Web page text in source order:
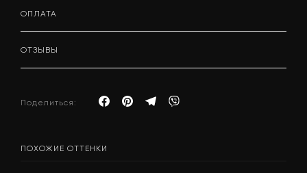
ОПЛАТА
ОТЗЫВЫ
Поделиться:
ПОХОЖИЕ ОТТЕНКИ